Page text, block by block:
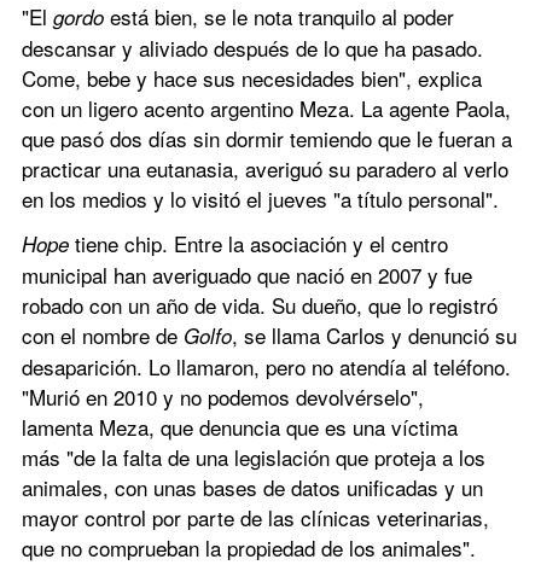
"El gordo está bien, se le nota tranquilo al poder
descansar y aliviado después de lo que ha pasado.
Come, bebe y hace sus necesidades bien", explica
con un ligero acento argentino Meza. La agente Paola,
que pasó dos días sin dormir temiendo que le fueran a
practicar una eutanasia, averiguó su paradero al verlo
en los medios y lo visitó el jueves "a título personal".
Hope tiene chip. Entre la asociación y el centro
municipal han averiguado que nació en 2007 y fue
robado con un año de vida. Su dueño, que lo registró
con el nombre de Golfo, se llama Carlos y denunció su
desaparición. Lo llamaron, pero no atendía al teléfono.
"Murió en 2010 y no podemos devolvérselo",
lamenta Meza, que denuncia que es una víctima
más "de la falta de una legislación que proteja a los
animales, con unas bases de datos unificadas y un
mayor control por parte de las clínicas veterinarias,
que no comprueban la propiedad de los animales".